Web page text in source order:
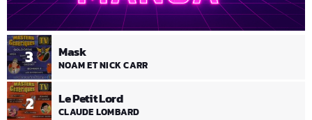
2 Le Petit Lord
CLAUDE LOMBARD
3 Mask
NOAM ET NICK CARR